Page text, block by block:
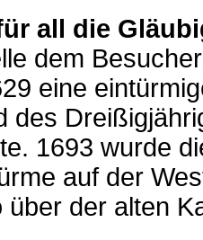
all die
dem
eine
des
1693 wurde
auf der
über der alten